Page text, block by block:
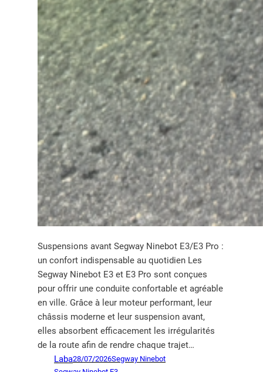
Suspensions avant Segway Ninebot E3/E3 Pro :
un confort indispensable au quotidien Les
Segway Ninebot E3 et E3 Pro sont conçues
pour offrir une conduite confortable et agréable
en ville. Grâce à leur moteur performant, leur
châssis moderne et leur suspension avant,
elles absorbent efficacement les irrégularités
de la route afin de rendre chaque trajet…
Laba28/07/2026Segway Ninebot